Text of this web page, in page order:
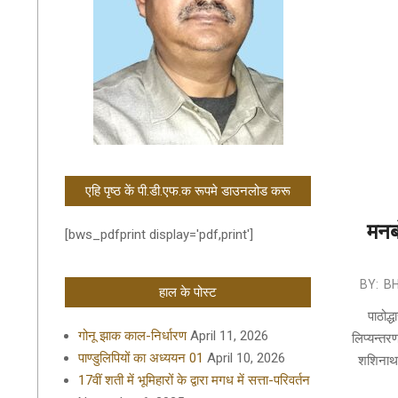
2021-
02
BY:
एहि पृष्ठ कें पी.डी.एफ.क रूपमे डाउनलोड करू
[bws_pdfprint display='pdf,print']
हाल के पोस्ट
गोनू झाक काल-निर्धारण April 11, 2026
पाण्डुलिपियों का अध्ययन 01 April 10, 2026
17वीं शती में भूमिहारों के द्वारा मगध में सत्ता-परिवर्तन